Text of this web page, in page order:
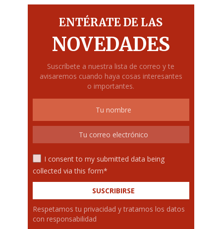
ENTÉRATE DE LAS
NOVEDADES
Suscríbete a nuestra lista de correo y te
avisaremos cuando haya cosas interesantes
o importantes.
I consent to my submitted data being
collected via this form*
Respetamos tu privacidad y tratamos los datos
con responsabilidad